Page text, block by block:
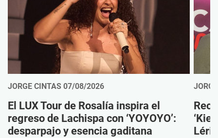
JORGE CINTAS 07/08/2026
El LUX Tour de Rosalía inspira el
regreso de Lachispa con ‘YOYOYO’:
desparpajo y esencia gaditana